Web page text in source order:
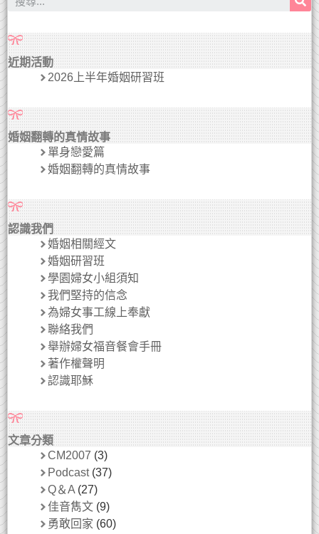
近期活動
2026上半年婚姻研習班
婚姻翻轉的真情故事
單身戀愛篇
婚姻翻轉的真情故事
認識我們
婚姻相關經文
婚姻研習班
學園婦女小組須知
我們堅持的信念
為婦女事工線上奉獻
聯絡我們
舉辦婦女福音餐會手冊
著作權聲明
認識耶穌
文章分類
CM2007 (3)
Podcast(37)
Q＆A (27)
佳音雋文 (9)
勇敢回家 (60)